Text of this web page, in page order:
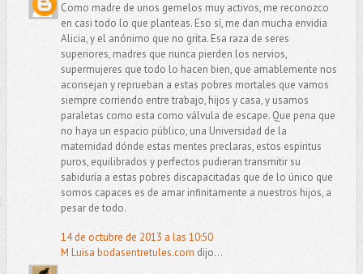
Como madre de unos gemelos muy activos, me reconozco
en casi todo lo que planteas. Eso sí, me dan mucha envidia
Alicia, y el anónimo que no grita. Esa raza de seres
superiores, madres que nunca pierden los nervios,
supermujeres que todo lo hacen bien, que amablemente nos
aconsejan y reprueban a estas pobres mortales que vamos
siempre corriendo entre trabajo, hijos y casa, y usamos
paraletas como esta como válvula de escape. Que pena que
no haya un espacio público, una Universidad de la
maternidad dónde estas mentes preclaras, estos espíritus
puros, equilibrados y perfectos pudieran transmitir su
sabiduría a estas pobres discapacitadas que de lo único que
somos capaces es de amar infinitamente a nuestros hijos, a
pesar de todo.
14 de octubre de 2013 a las 10:50
M Luisa bodasentretules.com dijo...